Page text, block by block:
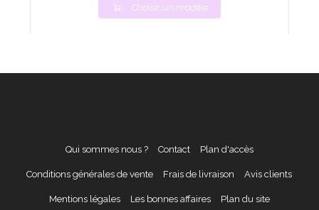
Choisir un modèle
Qui sommes nous ? Contact Plan d'accès
Conditions générales de vente Frais de livraison Avis clients
Mentions légales Les bonnes affaires Plan du site